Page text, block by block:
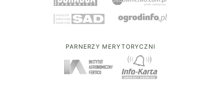
PARNERZY MERYTORYCZNI